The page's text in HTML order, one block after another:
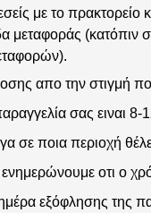
με το πρακτορείο
μεταφοράς (κατόπιν
απο την στιγμή
σας ειναι 8-
σε ποια περιοχή
οτι ο
εξόφλησης της